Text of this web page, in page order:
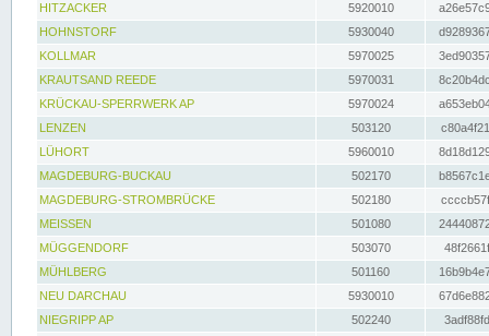
HITZACKER
5920010
HOHNSTORF
5930040
KOLLMAR
5970025
KRAUTSAND REEDE
5970031
KRÜCKAU-SPERRWERK AP
5970024
LENZEN
503120
LÜHORT
5960010
MAGDEBURG-BUCKAU
502170
MAGDEBURG-STROMBRÜCKE
502180
MEISSEN
501080
MÜGGENDORF
503070
MÜHLBERG
501160
NEU DARCHAU
5930010
NIEGRIPP AP
502240